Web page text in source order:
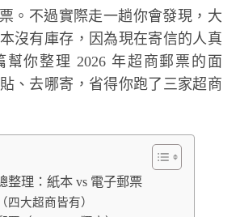
。不過實際走一趟你會發現，大
沒有庫存，因為現在寄信的人真
幫你整理 2026 年超商郵票的面
、去哪寄，省得你跑了三家超商
整理：紙本 vs 電子郵票
四大超商皆有）